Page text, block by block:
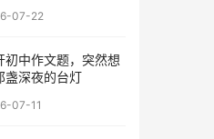
07-22
初中作文题，突然想
盏深夜的台灯
07-11